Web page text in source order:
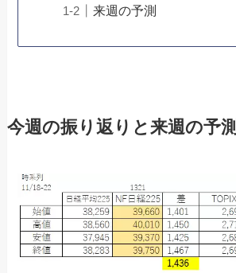
来週の予測
今週の振り返りと来週の予測